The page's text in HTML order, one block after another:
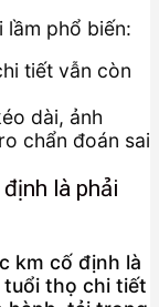
lầm phổ biến:
tiết vẫn còn
dài, ảnh
chẩn đoán sai
là phải
km cố định là
thọ chi tiết